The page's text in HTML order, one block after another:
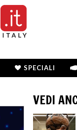
SPECIALI
VEDI